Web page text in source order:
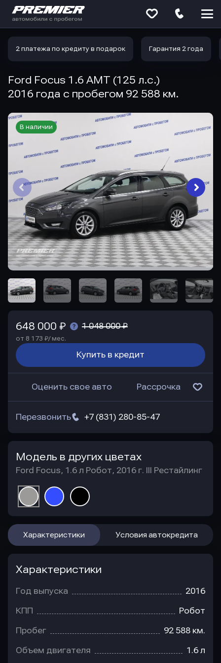
2 платежа по кредиту в подарок Гарантия 2 года
Ford Focus 1.6 AMT (125 л.с.)
2016 года с пробегом 92 588 км.
В наличии
648 000 ₽ 1 048 000 ₽
от 8 173 ₽/ мес.
Купить в кредит
Оценить свое авто Рассрочка
+7 (831) 280-85-47
Перезвонить
Модель в других цветах
Ford Focus, 1.6 л Робот, 2016 г. III Рестайлинг
Характеристики Условия автокредита
Характеристики
Год выпуска 2016
КПП Робот
Пробег 92 588 км.
Объем двигателя 1.6 л